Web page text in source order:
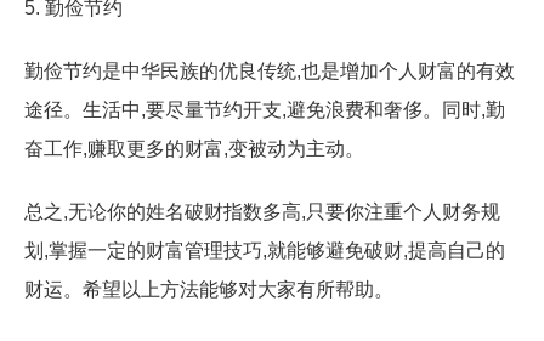
5. 勤俭节约
勤俭节约是中华民族的优良传统,也是增加个人财富的有效
途径。生活中,要尽量节约开支,避免浪费和奢侈。同时,勤
奋工作,赚取更多的财富,变被动为主动。
总之,无论你的姓名破财指数多高,只要你注重个人财务规
划,掌握一定的财富管理技巧,就能够避免破财,提高自己的
财运。希望以上方法能够对大家有所帮助。